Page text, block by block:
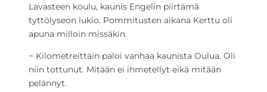
Lavasteen koulu, kaunis Engelin piirtämä
tyttölyseon lukio. Pommitusten aikana Kerttu oli
apuna milloin missäkin.
− Kilometreittäin paloi vanhaa kaunista Oulua. Oli
niin tottunut. Mitään ei ihmetellyt eikä mitään
pelännyt.